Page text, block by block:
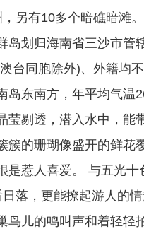
另有10多个暗礁暗滩
岛划归海南省三沙市管
台同胞除外)、外籍均
岛东南方，年平均气温
莹剔透，潜入水中，能
簇的珊瑚像盛开的鲜花
是惹人喜爱。 与五光
落，更能撩起游人的
鸟儿的鸣叫声和着轻轻